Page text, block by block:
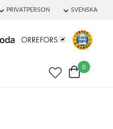
PRIVATPERSON SVENSKA
0